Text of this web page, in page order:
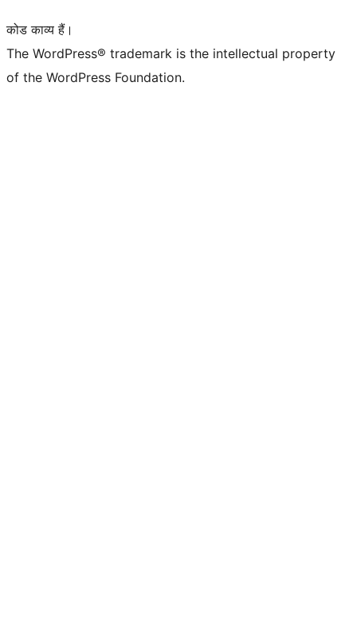
कोड काव्य हैं।
The WordPress® trademark is the intellectual property
of the WordPress Foundation.